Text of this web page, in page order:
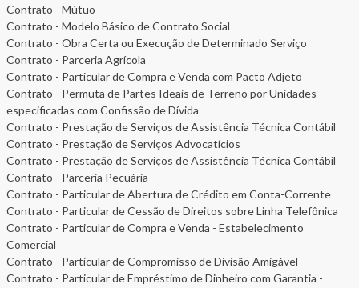
Contrato - Mútuo
Contrato - Modelo Básico de Contrato Social
Contrato - Obra Certa ou Execução de Determinado Serviço
Contrato - Parceria Agrícola
Contrato - Particular de Compra e Venda com Pacto Adjeto
Contrato - Permuta de Partes Ideais de Terreno por Unidades
especificadas com Confissão de Dívida
Contrato - Prestação de Serviços de Assistência Técnica Contábil
Contrato - Prestação de Serviços Advocatícios
Contrato - Prestação de Serviços de Assistência Técnica Contábil
Contrato - Parceria Pecuária
Contrato - Particular de Abertura de Crédito em Conta-Corrente
Contrato - Particular de Cessão de Direitos sobre Linha Telefônica
Contrato - Particular de Compra e Venda - Estabelecimento
Comercial
Contrato - Particular de Compromisso de Divisão Amigável
Contrato - Particular de Empréstimo de Dinheiro com Garantia -